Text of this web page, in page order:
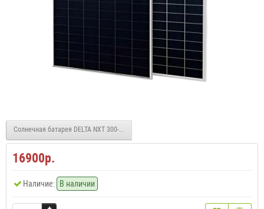
Солнечная батарея DELTA NXT 300-60 M12 HC
16900р.
Наличие: В наличии